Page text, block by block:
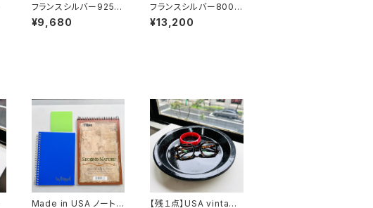
フランスシルバー925 フ
ィガロチェーン（45cm）
¥9,680
フランスシルバー800
フィガロチェーン（40.5
cm）
¥13,200
Made in USA ノート２
【残１点】USA vintage